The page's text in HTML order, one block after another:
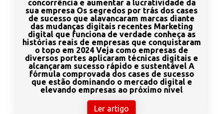
concorrência e aumentar a lucratividade da
sua empresa Os segredos por trás dos cases
de sucesso que alavancaram marcas diante
das mudanças digitais recentes Marketing
digital que funciona de verdade conheça as
histórias reais de empresas que conquistaram
o topo em 2024 Veja como empresas de
diversos portes aplicaram técnicas digitais e
alcançaram sucesso rápido e sustentável A
fórmula comprovada dos cases de sucesso
que estão dominando o mercado digital e
elevando empresas ao próximo nível
Ler artigo